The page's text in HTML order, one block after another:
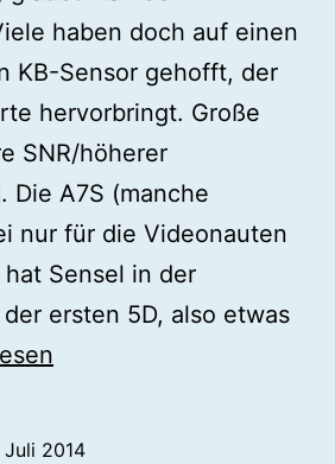
haben doch auf einen
KB-Sensor gehofft, der
hervorbringt. Große
SNR/höherer
Die A7S (manche
nur für die Videonauten
Sensel in der
ersten 5D, also etwas
Juli 2014